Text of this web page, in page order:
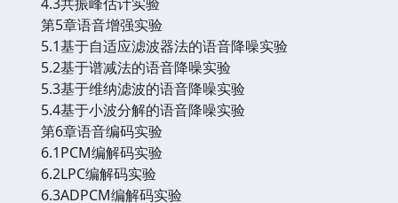
第5章语音增强实验
5.1基于自适应滤波器法的语音降噪实验
5.2基于谱减法的语音降噪实验
5.3基于维纳滤波的语音降噪实验
5.4基于小波分解的语音降噪实验
第6章语音编码实验
6.1PCM编解码实验
6.2LPC编解码实验
6.3ADPCM编解码实验